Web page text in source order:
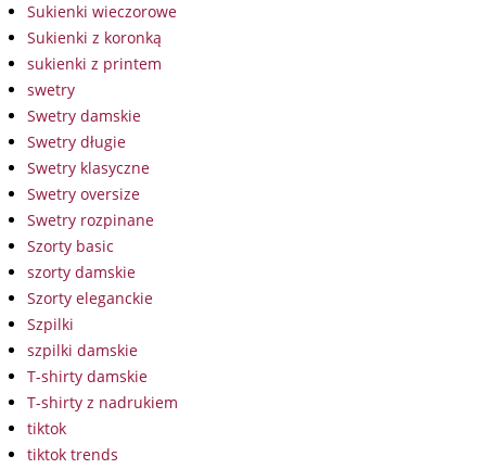
Sukienki wieczorowe
Sukienki z koronką
sukienki z printem
swetry
Swetry damskie
Swetry długie
Swetry klasyczne
Swetry oversize
Swetry rozpinane
Szorty basic
szorty damskie
Szorty eleganckie
Szpilki
szpilki damskie
T-shirty damskie
T-shirty z nadrukiem
tiktok
tiktok trends